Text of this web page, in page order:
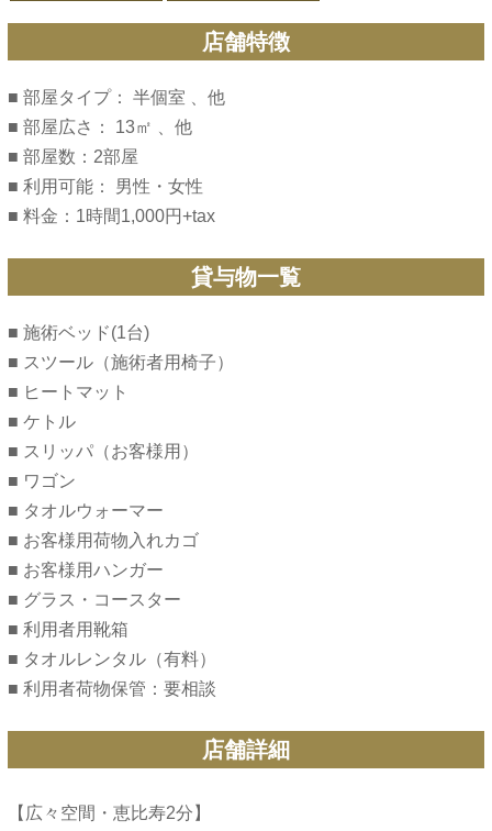
店舗特徴
■ 部屋タイプ： 半個室 、他
■ 部屋広さ： 13㎡ 、他
■ 部屋数：2部屋
■ 利用可能： 男性・女性
■ 料金：1時間1,000円+tax
貸与物一覧
■ 施術ベッド(1台)
■ スツール（施術者用椅子）
■ ヒートマット
■ ケトル
■ スリッパ（お客様用）
■ ワゴン
■ タオルウォーマー
■ お客様用荷物入れカゴ
■ お客様用ハンガー
■ グラス・コースター
■ 利用者用靴箱
■ タオルレンタル（有料）
■ 利用者荷物保管：要相談
店舗詳細
【広々空間・恵比寿2分】